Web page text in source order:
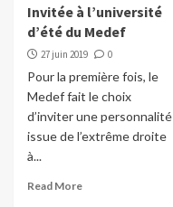
Invitée à l’université
d’été du Medef
27 juin 2019 0
Pour la première fois, le
Medef fait le choix
d’inviter une personnalité
issue de l’extrême droite
à...
Read More